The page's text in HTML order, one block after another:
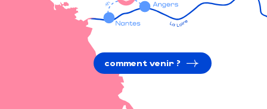
comment venir ?